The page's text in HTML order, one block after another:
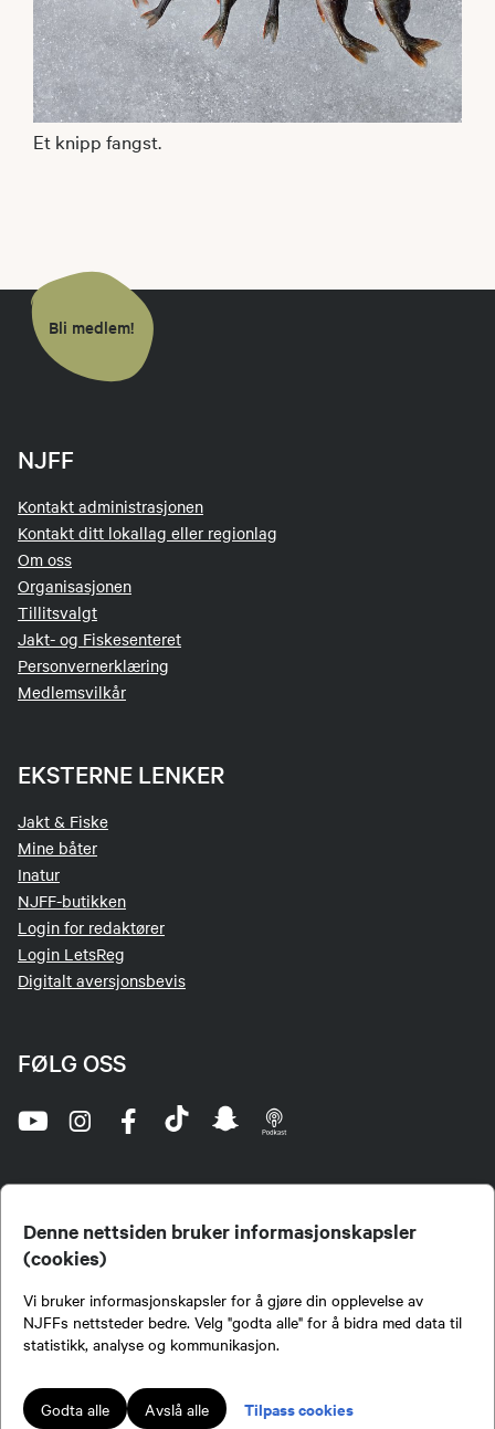
Denne nettsiden bruker informasjonskapsler
(cookies)
Vi bruker informasjonskapsler for å gjøre din opplevelse av
NJFFs nettsteder bedre. Velg "godta alle" for å bidra med data til
statistikk, analyse og kommunikasjon.
Godta alle Avslå alle Tilpass cookies
Et knipp fangst.
Bli medlem!
NJFF
Kontakt administrasjonen
Kontakt ditt lokallag eller regionlag
Om oss
Organisasjonen
Tillitsvalgt
Jakt- og Fiskesenteret
Personvernerklæring
Medlemsvilkår
EKSTERNE LENKER
Jakt & Fiske
Mine båter
Inatur
NJFF-butikken
Login for redaktører
Login LetsReg
Digitalt aversjonsbevis
FØLG OSS
jegere og sportsfiskere og et av de viktigste miljøene for formidling av kunnskap om jakt og
fiske i Norge. Vi er en partipolitisk nøytral organisasjon, men har et sterkt jakt-, fiske-, og
naturpolitisk engasjement i mange saker.
Lokalforeninger tilsluttet Norges Jeger- og Fiskerforbund har ansvar for innhold de
publiserer på njff.no.